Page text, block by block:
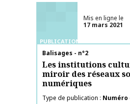
PUBLICATIONS
Mis en ligne le
17 mars 2021
Nom de la publication
Balisages - n°2
Les institutions
miroir des réseaux
numériques
Type de publication
Numéro